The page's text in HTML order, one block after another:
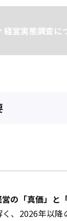
経営実態調査に
の「真価」と「
、2026年以降